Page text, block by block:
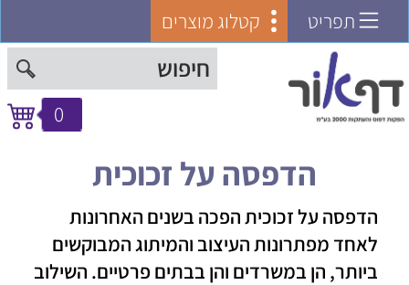
תפריט קטלוג מוצרים
0
הדפסה על זכוכית
הדפסה על זכוכית הפכה בשנים האחרונות
לאחד מפתרונות העיצוב והמיתוג המבוקשים
ביותר, הן במשרדים והן בבתים פרטיים. השילוב